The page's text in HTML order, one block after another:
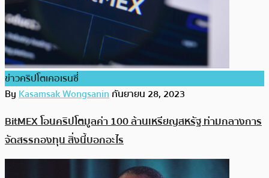
ข่าวคริปโตเคอเรนซี่
ByKasamsak Wongsaninกันยายน 28, 2023
BitMEX โอนคริปโตมูลค่า 100 ล้านเหรียญสหรัฐ ท่ามกลางการ
จัดสรรกองทุน สิ่งนี้บอกอะไร